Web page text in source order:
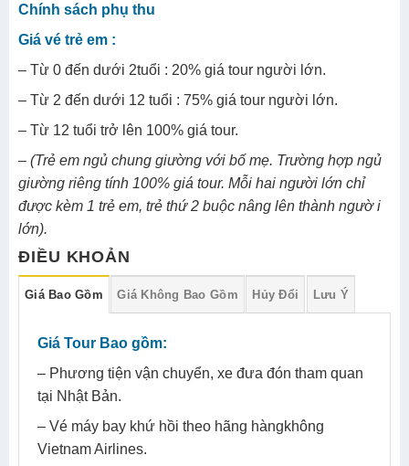
Chính sách phụ thu
Giá vé trẻ em :
– Từ 0 đến dưới 2tuổi : 20% giá tour người lớn.
– Từ 2 đến dưới 12 tuổi : 75% giá tour người lớn.
– Từ 12 tuổi trở lên 100% giá tour.
– (Trẻ em ngủ chung giường với bố mẹ. Trường hợp ngủ
giường riêng tính 100% giá tour. Mỗi hai người lớn chỉ
được kèm 1 trẻ em, trẻ thứ 2 buộc nâng lên thành ngườ i
lớn).
ĐIỀU KHOẢN
Giá Bao Gồm Giá Không Bao Gồm Hủy Đổi Lưu Ý
Giá Tour Bao gồm:
– Phương tiện vận chuyển, xe đưa đón tham quan
tại Nhật Bản.
– Vé máy bay khứ hồi theo hãng hàngkhông
Vietnam Airlines.